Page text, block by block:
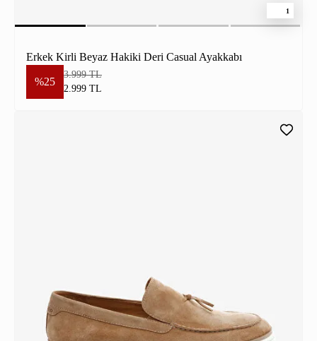
1
Erkek Kirli Beyaz Hakiki Deri Casual Ayakkabı
%25
3.999 TL
2.999 TL